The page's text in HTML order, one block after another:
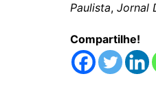
Paulista, Jornal
Compartilhe!